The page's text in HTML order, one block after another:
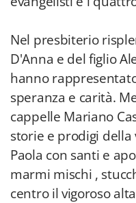
Nel presbiterio
D'Anna e del figlio
hanno
speranza e carità.
cappelle Mariano
storie e prodigi della
Paola con santi e
marmi mischi ,
centro il vigoroso